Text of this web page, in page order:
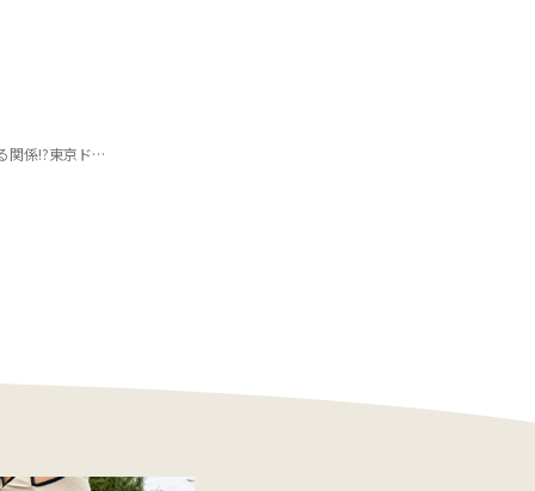
ンバーとの裏話も